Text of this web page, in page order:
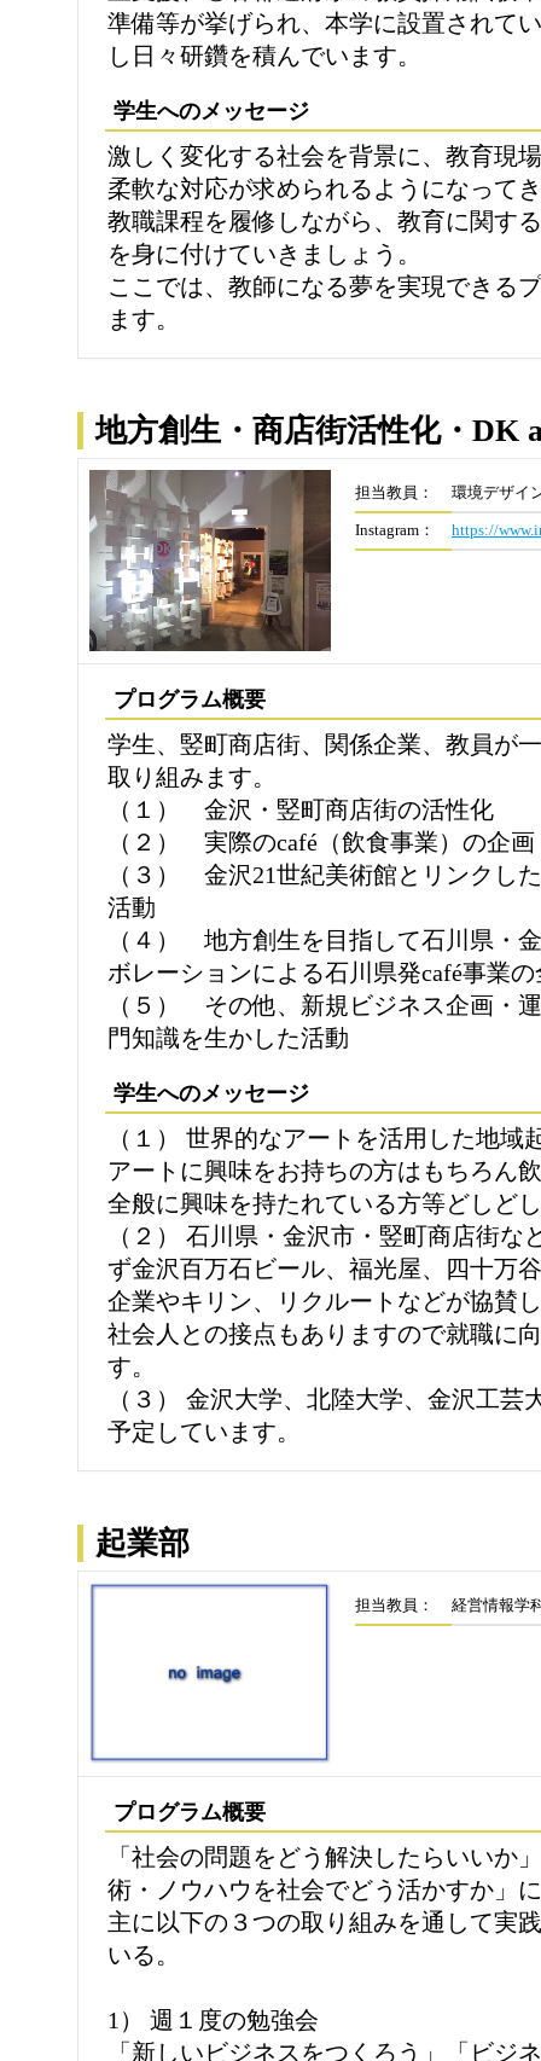
準備等が挙げられ、本学に設置されて
し日々研鑽を積んでいます。
学生へのメッセージ
激しく変化する社会を背景に、教育現
柔軟な対応が求められるようになって
教職課程を履修しながら、教育に関す
を身に付けていきましょう。
ここでは、教師になる夢を実現できる
ます。
地方創生・商店街活性化・DK
担当教員： 環境デザイ
Instagram： https://
プログラム概要
学生、竪町商店街、関係企業、教員が
取り組みます。
（１） 金沢・竪町商店街の活性化
（２） 実際のcafé（飲食事業）の企
（３） 金沢21世紀美術館とリンクし
活動
（４） 地方創生を目指して石川県・
ボレーションによる石川県発café事業
（５） その他、新規ビジネス企画・
門知識を生かした活動
学生へのメッセージ
（１） 世界的なアートを活用した地
アートに興味をお持ちの方はもちろん
全般に興味を持たれている方等どしど
（２） 石川県・金沢市・竪町商店街
ず金沢百万石ビール、福光屋、四十万
企業やキリン、リクルートなどが協賛
社会人との接点もありますので就職に
す。
（３） 金沢大学、北陸大学、金沢工
予定しています。
起業部
担当教員： 経営情報学
プログラム概要
「社会の問題をどう解決したらいいか
術・ノウハウを社会でどう活かすか」
主に以下の３つの取り組みを通して実
いる。
1） 週１度の勉強会
「新しいビジネスをつくろう」「ビジ